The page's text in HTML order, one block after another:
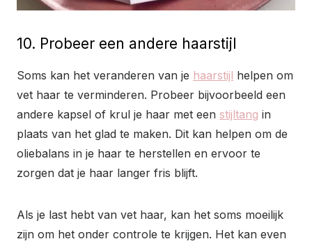
10. Probeer een andere haarstijl
Soms kan het veranderen van je haarstijl helpen om
vet haar te verminderen. Probeer bijvoorbeeld een
andere kapsel of krul je haar met een stijltang in
plaats van het glad te maken. Dit kan helpen om de
oliebalans in je haar te herstellen en ervoor te
zorgen dat je haar langer fris blijft.
Als je last hebt van vet haar, kan het soms moeilijk
zijn om het onder controle te krijgen. Het kan even